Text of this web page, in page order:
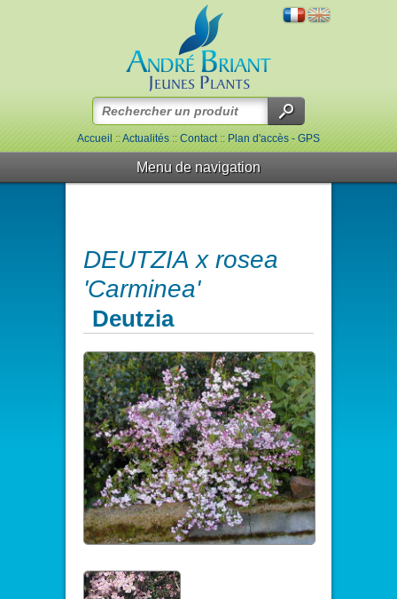
Accueil::Actualités::Contact::Plan d'accès - GPS
Menu de navigation
DEUTZIA x rosea
'Carminea'
Deutzia